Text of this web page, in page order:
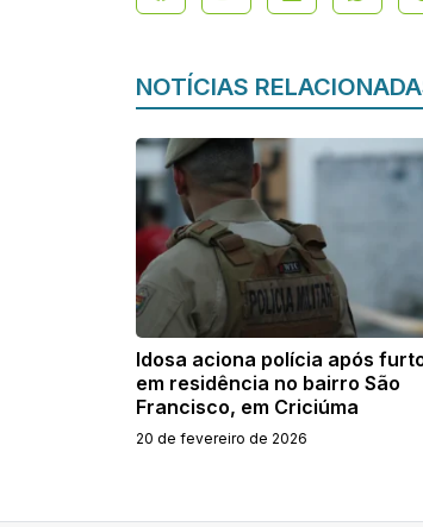
NOTÍCIAS
Idosa aciona polícia após
em residência no bairro São
Francisco, em Criciúma
20 de fevereiro de 2026